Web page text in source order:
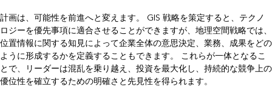
計画は、可能性を前進へと変えます。 GIS 戦略を策定すると、テクノ
ロジーを優先事項に適合させることができますが、地理空間戦略では、
位置情報に関する知見によって企業全体の意思決定、業務、成果をどの
ように形成するかを定義することもできます。 これらが一体となるこ
とで、リーダーは混乱を乗り越え、投資を最大化し、持続的な競争上の
優位性を確立するための明確さと先見性を得られます。